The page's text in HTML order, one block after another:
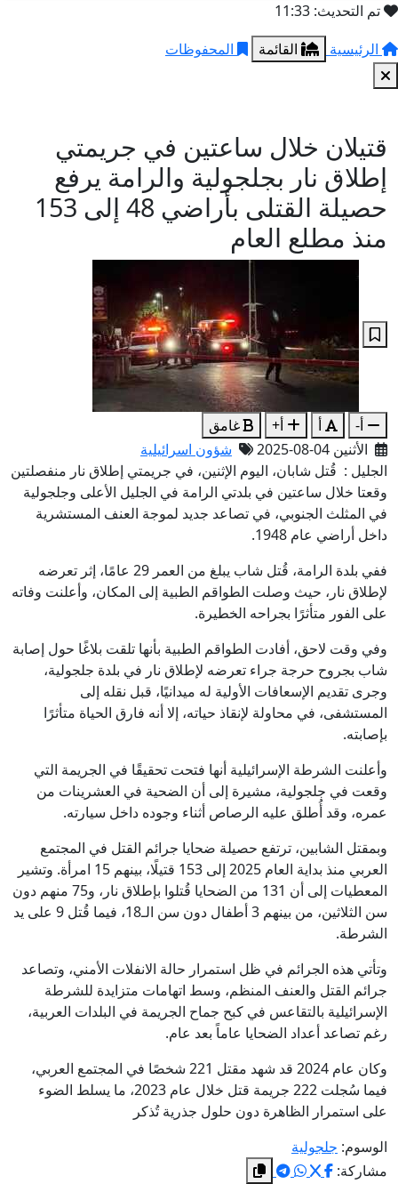
تم التحديث: 11:33
الرئيسية
القائمة المحفوظات
قتيلان خلال ساعتين في جريمتي
إطلاق نار بجلجولية والرامة يرفع
حصيلة القتلى بأراضي 48 إلى 153
منذ مطلع العام
أ- أ أ+
غامق
الأثنين 04-08-2025
شؤون اسرائيلية
الجليل : قُتل شابان، اليوم الإثنين، في جريمتي إطلاق نار منفصلتين
وقعتا خلال ساعتين في بلدتي الرامة في الجليل الأعلى وجلجولية
في المثلث الجنوبي، في تصاعد جديد لموجة العنف المستشرية
داخل أراضي عام 1948.
ففي بلدة الرامة، قُتل شاب يبلغ من العمر 29 عامًا، إثر تعرضه
لإطلاق نار، حيث وصلت الطواقم الطبية إلى المكان، وأعلنت وفاته
على الفور متأثرًا بجراحه الخطيرة.
وفي وقت لاحق، أفادت الطواقم الطبية بأنها تلقت بلاغًا حول إصابة
شاب بجروح حرجة جراء تعرضه لإطلاق نار في بلدة جلجولية،
وجرى تقديم الإسعافات الأولية له ميدانيًا، قبل نقله إلى
المستشفى، في محاولة لإنقاذ حياته، إلا أنه فارق الحياة متأثرًا
بإصابته.
وأعلنت الشرطة الإسرائيلية أنها فتحت تحقيقًا في الجريمة التي
وقعت في جلجولية، مشيرة إلى أن الضحية في العشرينات من
عمره، وقد أُطلق عليه الرصاص أثناء وجوده داخل سيارته.
وبمقتل الشابين، ترتفع حصيلة ضحايا جرائم القتل في المجتمع
العربي منذ بداية العام 2025 إلى 153 قتيلًا، بينهم 15 امرأة. وتشير
المعطيات إلى أن 131 من الضحايا قُتلوا بإطلاق نار، و75 منهم دون
سن الثلاثين، من بينهم 3 أطفال دون سن الـ18، فيما قُتل 9 على يد
الشرطة.
وتأتي هذه الجرائم في ظل استمرار حالة الانفلات الأمني، وتصاعد
جرائم القتل والعنف المنظم، وسط اتهامات متزايدة للشرطة
الإسرائيلية بالتقاعس في كبح جماح الجريمة في البلدات العربية،
رغم تصاعد أعداد الضحايا عاماً بعد عام.
وكان عام 2024 قد شهد مقتل 221 شخصًا في المجتمع العربي،
فيما سُجلت 222 جريمة قتل خلال عام 2023، ما يسلط الضوء
على استمرار الظاهرة دون حلول جذرية تُذكر
الوسوم: جلجولية
مشاركة: